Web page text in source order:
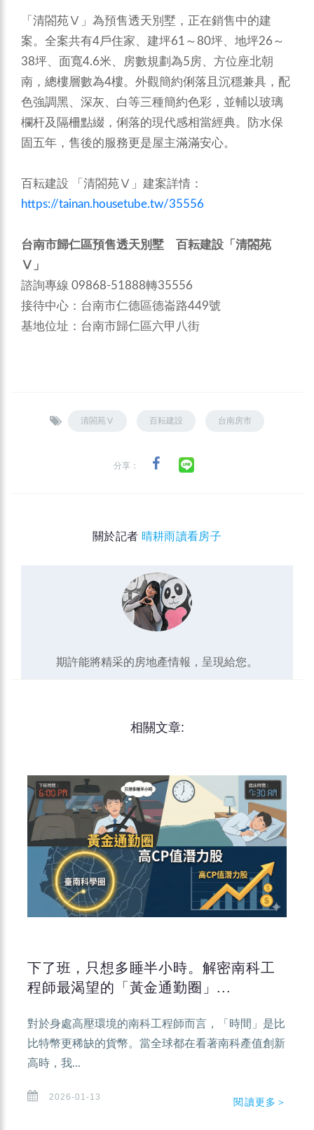
「清閤苑Ⅴ」為預售透天別墅，正在銷售中的建
案。全案共有4戶住家、建坪61～80坪、地坪26～
38坪、面寬4.6米、房數規劃為5房、方位座北朝
南，總樓層數為4樓。外觀簡約俐落且沉穩兼具，配
色強調黑、深灰、白等三種簡約色彩，並輔以玻璃
欄杆及隔柵點綴，俐落的現代感相當經典。防水保
固五年，售後的服務更是屋主滿滿安心。
百耘建設 「清閤苑Ⅴ」建案詳情：
https://tainan.housetube.tw/35556
台南市歸仁區預售透天別墅 百耘建設「清閤苑
Ⅴ」
諮詢專線 09868-51888轉35556
接待中心：台南市仁德區德崙路449號
基地位址：台南市歸仁區六甲八街
清閤苑Ⅴ 百耘建設 台南房市
分享：
關於記者 晴耕雨讀看房子
期許能將精采的房地產情報，呈現給您。
相關文章:
下了班，只想多睡半小時。解密南科工
程師最渴望的「黃金通勤圈」...
對於身處高壓環境的南科工程師而言，「時間」是比
比特幣更稀缺的貨幣。當全球都在看著南科產值創新
高時，我...
2026-01-13 閱讀更多＞